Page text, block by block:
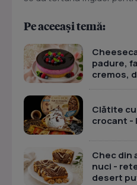
Pe aceeași temă:
padure,
cremos,
Clătite
crocant -
Chec din
nuci -
desert